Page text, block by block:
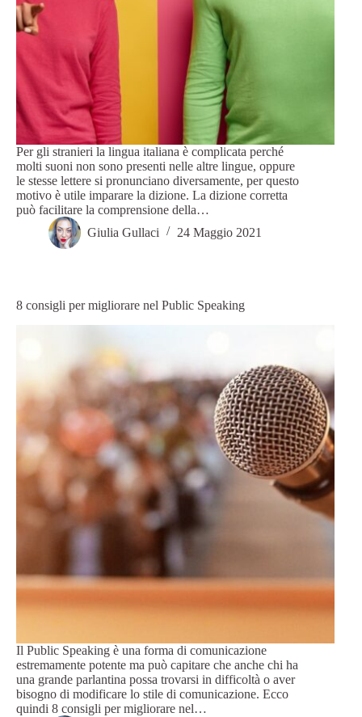
Per gli stranieri la lingua italiana è complicata perché
molti suoni non sono presenti nelle altre lingue, oppure
le stesse lettere si pronunciano diversamente, per questo
motivo è utile imparare la dizione. La dizione corretta
può facilitare la comprensione della…
Giulia Gullaci
24 Maggio 2021
8 consigli per migliorare nel Public Speaking
Il Public Speaking è una forma di comunicazione
estremamente potente ma può capitare che anche chi ha
una grande parlantina possa trovarsi in difficoltà o aver
bisogno di modificare lo stile di comunicazione. Ecco
quindi 8 consigli per migliorare nel…